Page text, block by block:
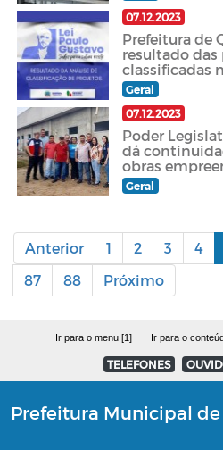
07.12.2023
Prefeitura de
resultado das
classificadas
Paulo Gustavo
Geral
07.12.2023
Poder
dá
obras
Prefeitura
Geral
Anterior 1 2 3 4
87
88 Próximo
Ir para o menu [1] Ir para o
TELEFONES
Prefeitura Municipal